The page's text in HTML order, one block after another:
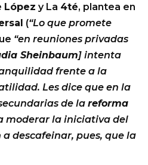
López y La 4té, plantea en
(“Lo que promete
“en reuniones privadas
Sheinbaum] intenta
frente a la
Les dice que en la
de la reforma
moderar la iniciativa del
descafeinar, pues, que la